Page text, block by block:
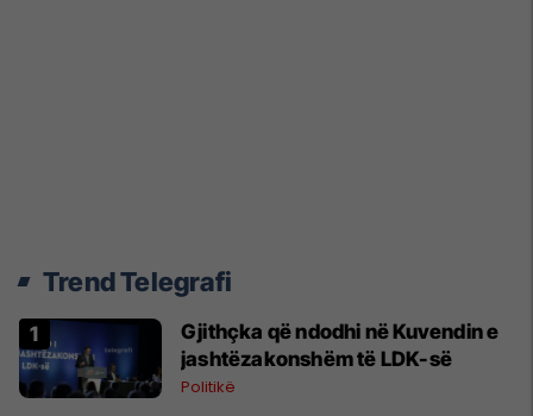
Trend Telegrafi
Gjithçka që ndodhi në Kuvendin e
jashtëzakonshëm të LDK-së
Politikë